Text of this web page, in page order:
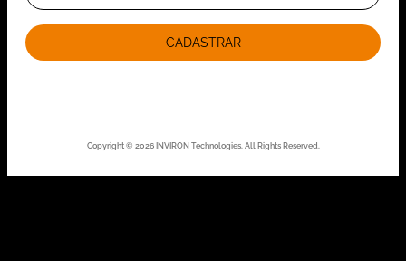
CADASTRAR
Copyright © 2026 INVIRON Technologies. All Rights Reserved.